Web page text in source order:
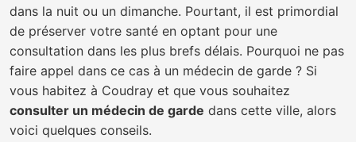
dans la nuit ou un dimanche. Pourtant, il est primordial
de préserver votre santé en optant pour une
consultation dans les plus brefs délais. Pourquoi ne pas
faire appel dans ce cas à un médecin de garde ? Si
vous habitez à Coudray et que vous souhaitez
consulter un médecin de garde dans cette ville, alors
voici quelques conseils.